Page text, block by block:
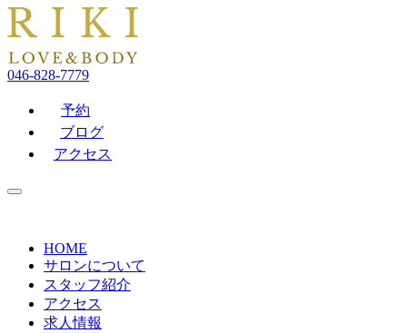
046-828-7779
予約
ブログ
アクセス
HOME
サロンについて
スタッフ紹介
アクセス
求人情報